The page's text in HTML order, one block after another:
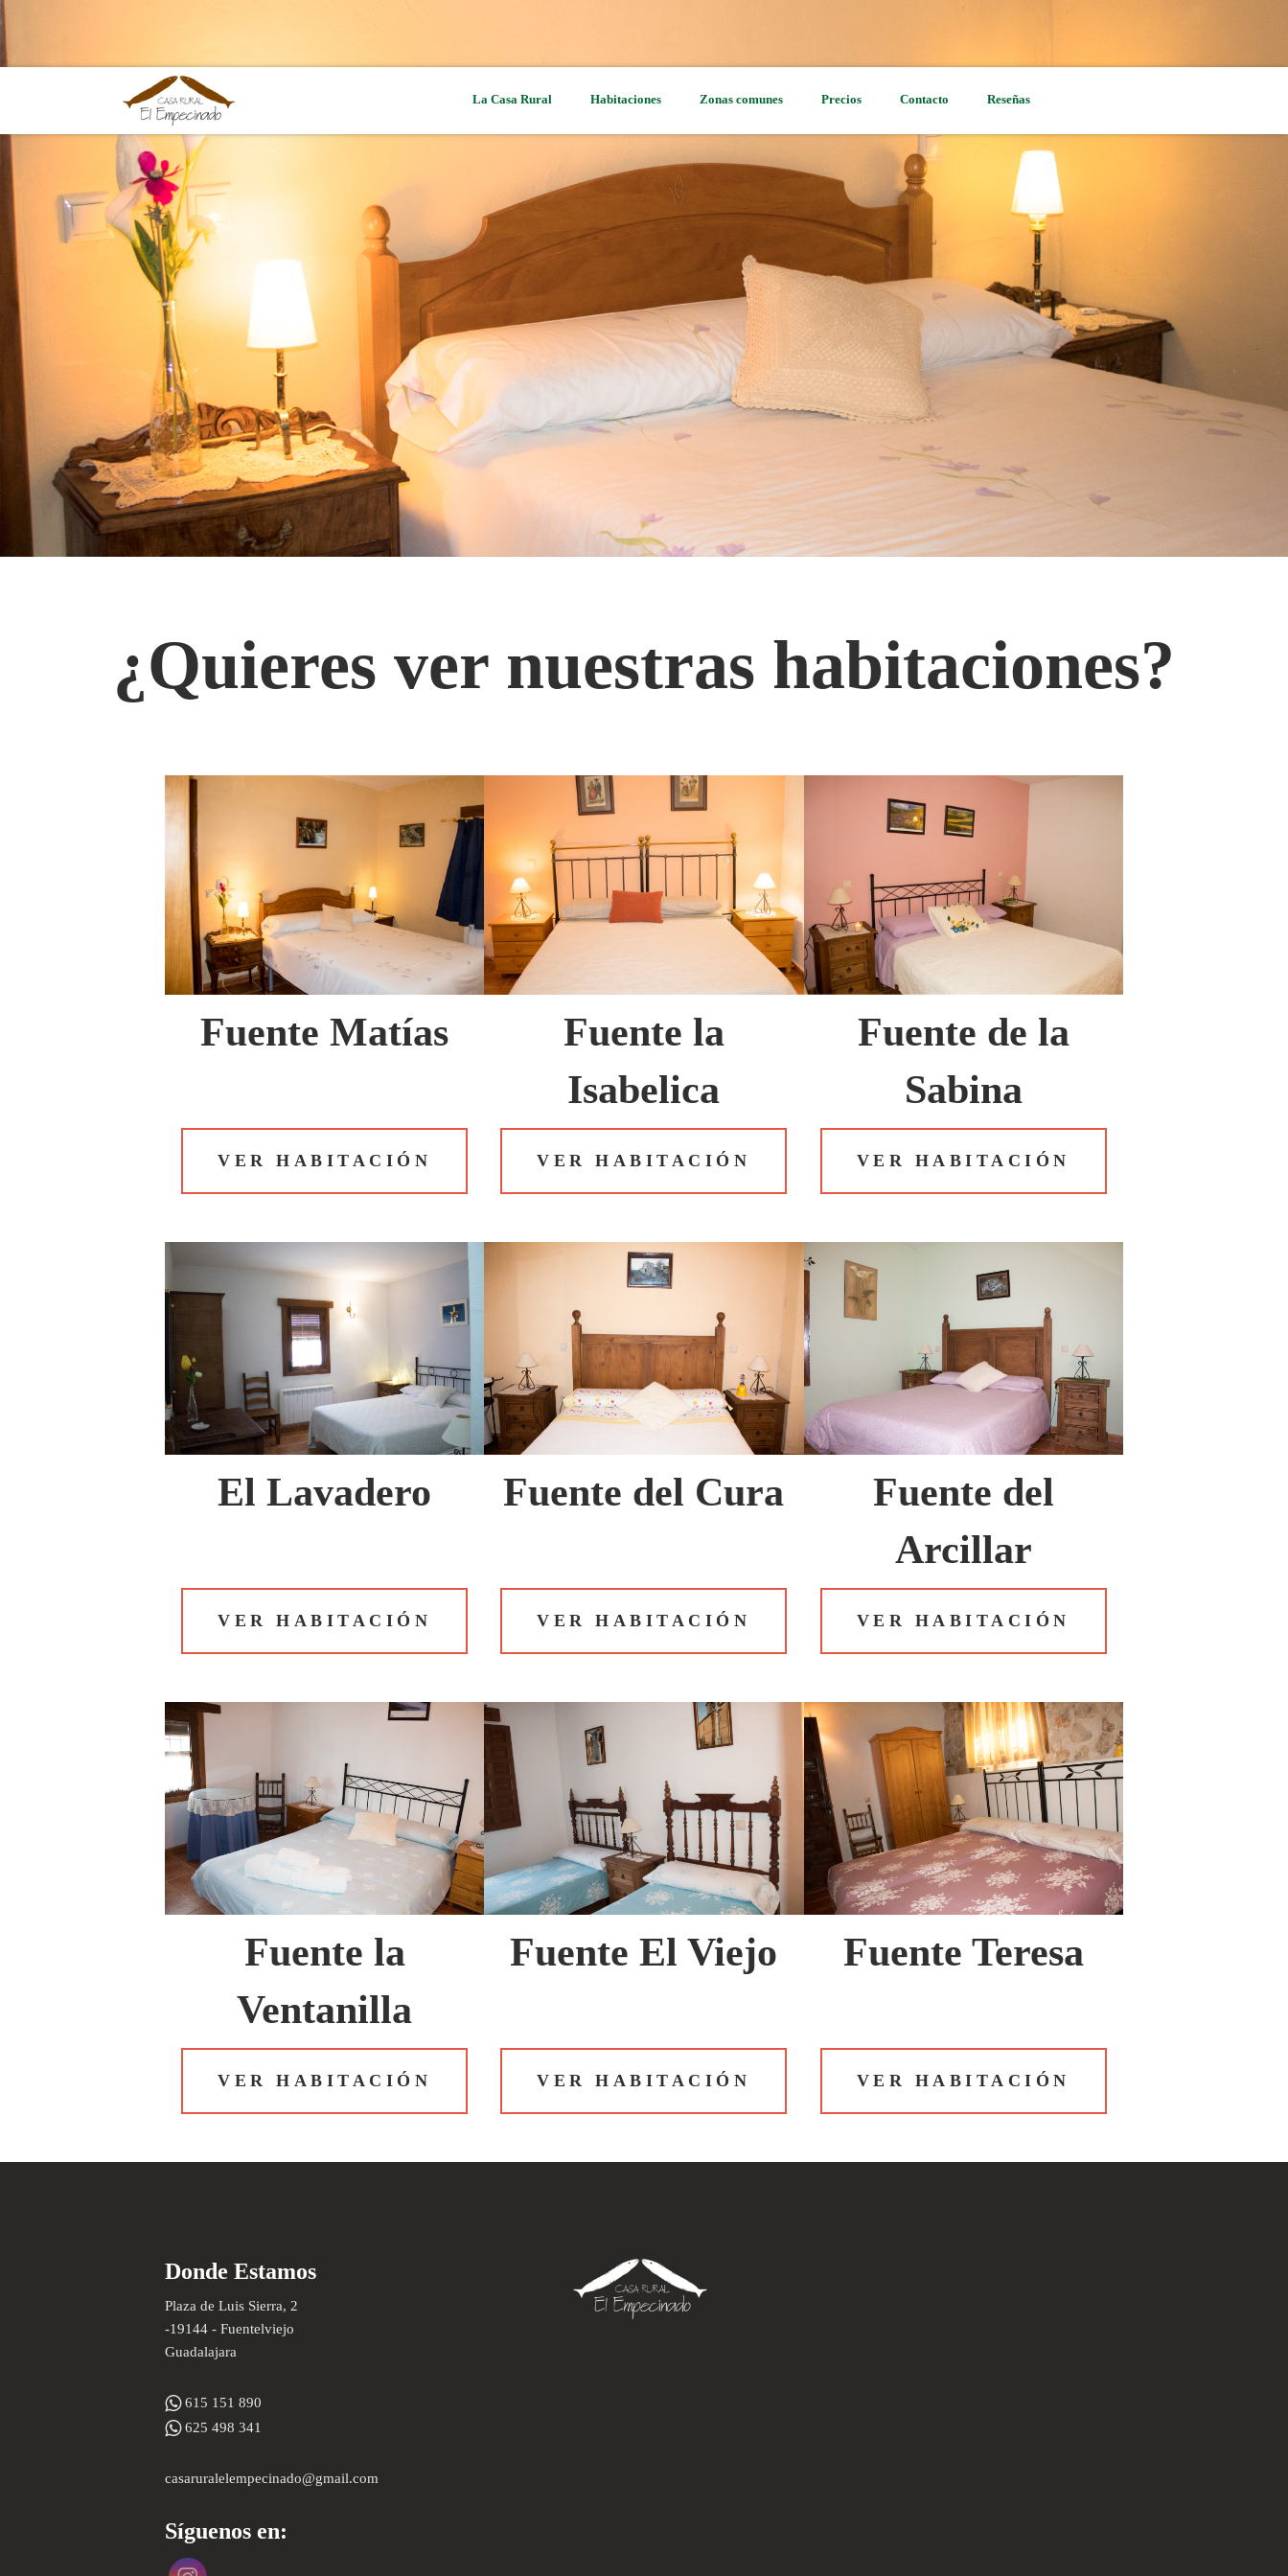
La Casa Rural Habitaciones Zonas comunes Precios Contacto Reseñas
¿Quieres ver nuestras habitaciones?
Fuente Matías
VER HABITACIÓN
Fuente la
Isabelica
VER HABITACIÓN
Fuente de la
Sabina
VER HABITACIÓN
El Lavadero
VER HABITACIÓN
Fuente del Cura
VER HABITACIÓN
Fuente del
Arcillar
VER HABITACIÓN
Fuente la
Ventanilla
VER HABITACIÓN
Fuente El Viejo
VER HABITACIÓN
Fuente Teresa
VER HABITACIÓN
Donde Estamos
Plaza de Luis Sierra, 2
-19144 - Fuentelviejo
Guadalajara
615 151 890
625 498 341
casaruralelempecinado@gmail.com
Síguenos en: